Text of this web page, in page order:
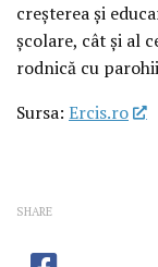
creșterea și
școlare, cât și al
rodnică cu
Sursa: Ercis.ro
SHARE